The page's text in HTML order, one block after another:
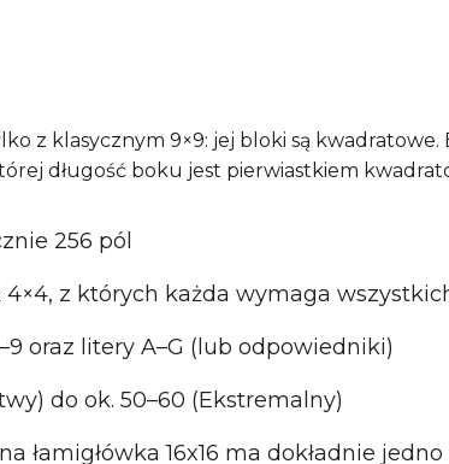
z klasycznym 9×9: jej bloki są kwadratowe.
długość boku jest pierwiastkiem
256 pól
z których każda wymaga
oraz litery A–G (lub odpowiedniki)
do ok. 50–60 (Ekstremalny)
łamigłówka 16x16 ma dokładnie